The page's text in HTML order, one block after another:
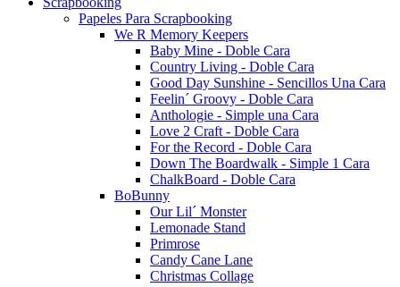
Papeles Para Scrapbooking
We R Memory Keepers
Baby Mine - Doble Cara
Country Living - Doble Cara
Good Day Sunshine - Sencillos Una Cara
Feelin´ Groovy - Doble Cara
Anthologie - Simple una Cara
Love 2 Craft - Doble Cara
For the Record - Doble Cara
Down The Boardwalk - Simple 1 Cara
ChalkBoard - Doble Cara
BoBunny
Our Lil´ Monster
Lemonade Stand
Primrose
Candy Cane Lane
Christmas Collage